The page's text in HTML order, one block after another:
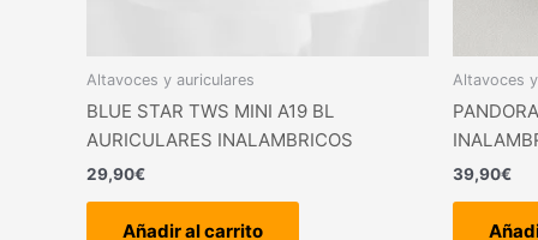
Altavoces y auriculares
BLUE STAR TWS MINI A19 BL
AURICULARES INALAMBRICOS
29,90€
Añadir al carrito
Altavoces
39,90€